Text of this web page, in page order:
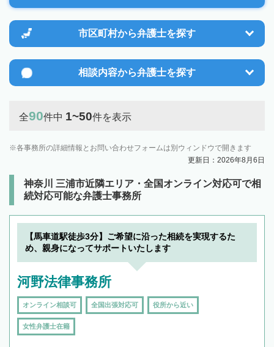
市区町村から弁護士を探す
相談内容から弁護士を探す
全90件中 1~50件を表示
各事務所の詳細情報とお問い合わせフォームは別ウィンドウで開きます
更新日：2026年8月6日
神奈川 三浦市近隣エリア・全国オンライン対応可で相
続対応可能な弁護士事務所
【馬車道駅徒歩3分】ご希望に沿った相続を実現するた
め、親身になってサポートいたします
河野法律事務所
オンライン相談可 全国出張対応可 役所から近い
女性弁護士在籍